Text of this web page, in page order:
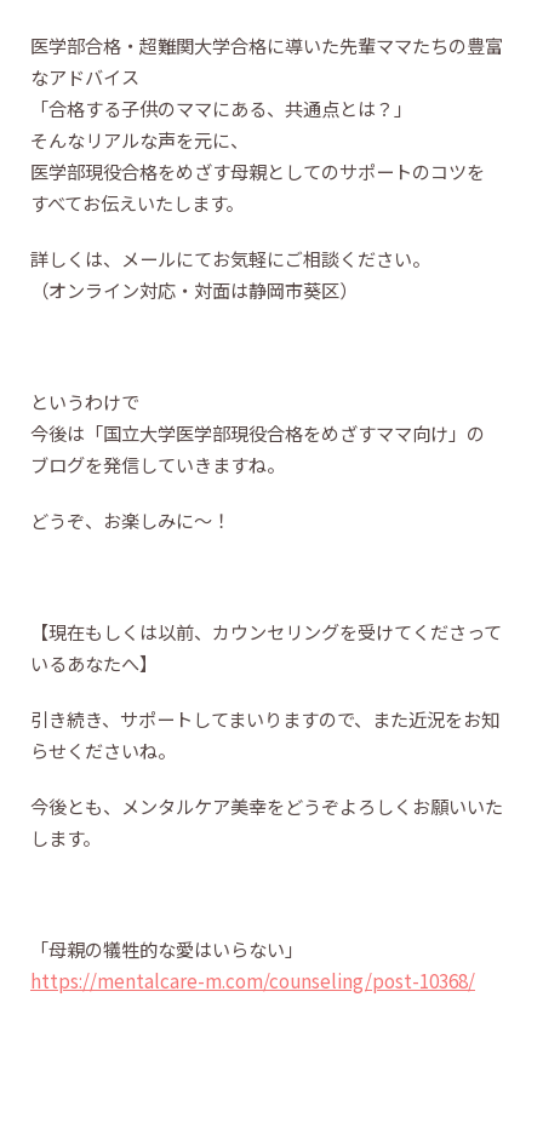
医学部合格・超難関大学合格に導いた先輩ママたちの豊富
なアドバイス
「合格する子供のママにある、共通点とは？」
そんなリアルな声を元に、
医学部現役合格をめざす母親としてのサポートのコツを
すべてお伝えいたします。
詳しくは、メールにてお気軽にご相談ください。
（オンライン対応・対面は静岡市葵区）
というわけで
今後は「国立大学医学部現役合格をめざすママ向け」の
ブログを発信していきますね。
どうぞ、お楽しみに〜！
【現在もしくは以前、カウンセリングを受けてくださって
いるあなたへ】
引き続き、サポートしてまいりますので、また近況をお知
らせくださいね。
今後とも、メンタルケア美幸をどうぞよろしくお願いいた
します。
「母親の犠牲的な愛はいらない」
https://mentalcare-m.com/counseling/post-10368/